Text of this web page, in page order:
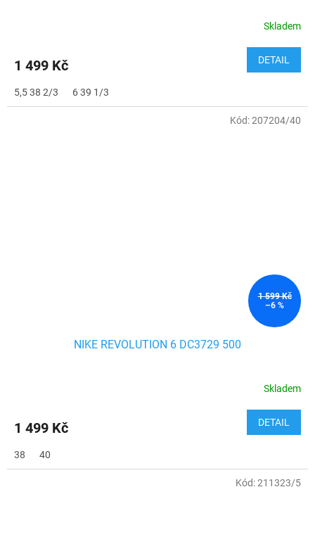
Skladem
1 499 Kč DETAIL
5,5 38 2/3 6 39 1/3
1 599 Kč
–6 %
NIKE REVOLUTION 6 DC3729 500
Skladem
1 499 Kč DETAIL
38 40
Kód:207204/40
Kód:211323/5